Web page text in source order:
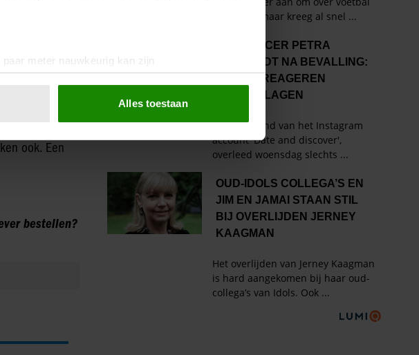
meter nauwkeurig kan zijn
eigenschappen (fingerprinting)
functies voor social media te bieden en om ons
van onze site met onze partners voor social
met andere informatie die u aan ze heeft
U gaat akkoord met onze cookies als u
Alles toestaan
aan het hart
hun
op
een raar
ook. Een
bestellen?